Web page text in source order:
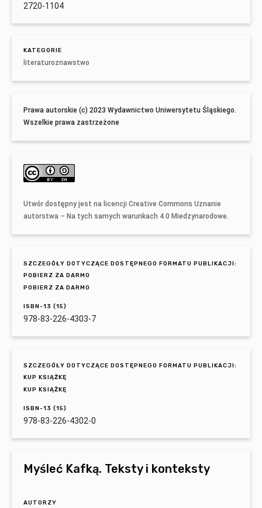
2720-1104
KATEGORIE
literaturoznawstwo
Prawa autorskie (c) 2023 Wydawnictwo Uniwersytetu Śląskiego.
Wszelkie prawa zastrzeżone
Utwór dostępny jest na licencji Creative Commons Uznanie
autorstwa – Na tych samych warunkach 4.0 Miedzynarodowe.
SZCZEGÓŁY DOTYCZĄCE DOSTĘPNEGO FORMATU PUBLIKACJI:
POBIERZ ZA DARMO
POBIERZ ZA DARMO
ISBN-13 (15)
978-83-226-4303-7
SZCZEGÓŁY DOTYCZĄCE DOSTĘPNEGO FORMATU PUBLIKACJI:
KUP KSIĄŻKĘ
KUP KSIĄŻKĘ
ISBN-13 (15)
978-83-226-4302-0
Myśleć Kafką. Teksty i konteksty
AUTORZY